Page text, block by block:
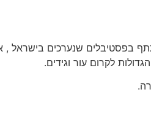
בפסטיבלים שנערכים בישראל ,
לקרום עור וגידים.‬